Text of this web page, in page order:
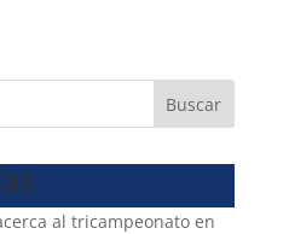
Buscar
al tricampeonato en